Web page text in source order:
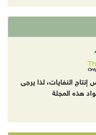
النفايات، لذا يرجى
هذه المجلة